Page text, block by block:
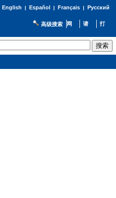
English | Español | Français| Русский
高级搜索